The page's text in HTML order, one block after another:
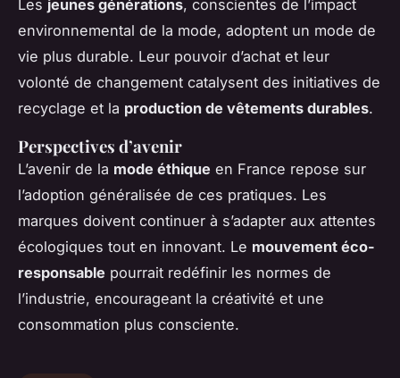
Les jeunes générations, conscientes de l’impact
environnemental de la mode, adoptent un mode de
vie plus durable. Leur pouvoir d’achat et leur
volonté de changement catalysent des initiatives de
recyclage et la production de vêtements durables.
Perspectives d’avenir
L’avenir de la mode éthique en France repose sur
l’adoption généralisée de ces pratiques. Les
marques doivent continuer à s’adapter aux attentes
écologiques tout en innovant. Le mouvement éco-
responsable pourrait redéfinir les normes de
l’industrie, encourageant la créativité et une
consommation plus consciente.